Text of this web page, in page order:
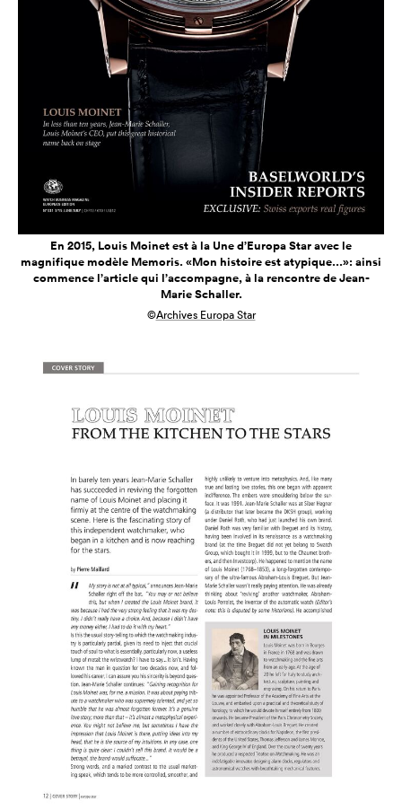
En 2015, Louis Moinet est à la Une d’Europa Star avec le
magnifique modèle Memoris. «Mon histoire est atypique...»: ainsi
commence l’article qui l’accompagne, à la rencontre de Jean-
Marie Schaller.
©Archives Europa Star